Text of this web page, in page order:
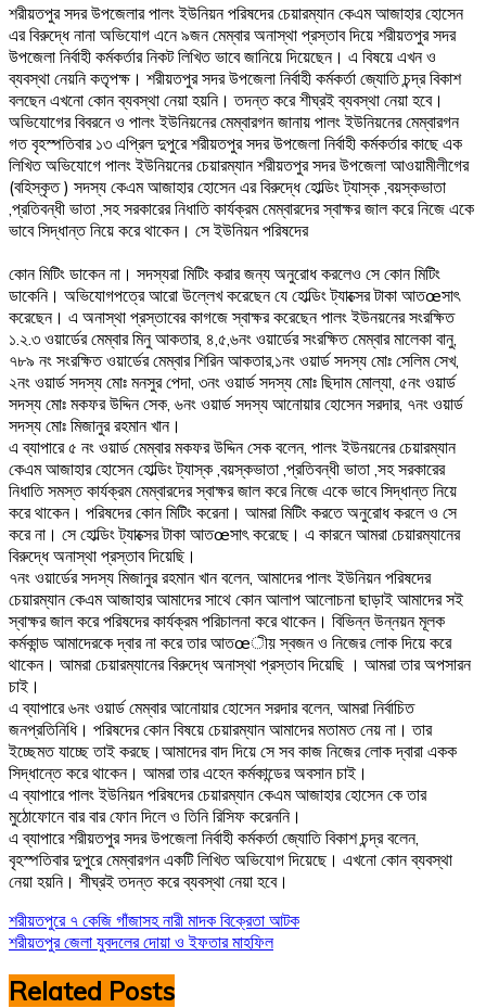
শরীয়তপুর সদর উপজেলার পালং ইউনিয়ন পরিষদের চেয়ারম্যান কেএম আজাহার হোসেন
এর বিরুদ্ধে নানা অভিযোগ এনে ৯জন মেম্বার অনাস্থা প্রস্তাব দিয়ে শরীয়তপুর সদর
উপজেলা নির্বাহী কর্মকর্তার নিকট লিখিত ভাবে জানিয়ে দিয়েছেন। এ বিষয়ে এখন ও
ব্যবস্থা নেয়নি কতৃপক্ষ। শরীয়তপুর সদর উপজেলা নির্বাহী কর্মকর্তা জ্যোতি চন্দ্র বিকাশ
বলছেন এখনো কোন ব্যবস্থা নেয়া হয়নি। তদন্ত করে শীঘ্রই ব্যবস্থা নেয়া হবে।
অভিযোগের বিবরনে ও পালং ইউনিয়নের মেম্বারগন জানায় পালং ইউনিয়নের মেম্বারগন
গত বৃহস্পতিবার ১৩ এপ্রিল দুপুরে শরীয়তপুর সদর উপজেলা নির্বাহী কর্মকর্তার কাছে এক
লিখিত অভিযোগে পালং ইউনিয়নের চেয়ারম্যান শরীয়তপুর সদর উপজেলা আওয়ামীলীগের
(বহিস্কৃত ) সদস্য কেএম আজাহার হোসেন এর বিরুদ্ধে হোল্ডিং ট্যাস্ক ,বয়স্কভাতা
,প্রতিবন্ধী ভাতা ,সহ সরকারের নিধাতি কার্যক্রম মেম্বারদের স্বাক্ষর জাল করে নিজে একে
ভাবে সিদ্ধান্ত নিয়ে করে থাকেন। সে ইউনিয়ন পরিষদের
কোন মিটিং ডাকেন না। সদস্যরা মিটিং করার জন্য অনুরোধ করলেও সে কোন মিটিং
ডাকেনি। অভিযোগপত্রে আরো উল্লেখ করেছেন যে হোল্ডিং ট্যাক্সের টাকা আতœসাৎ
করেছেন। এ অনাস্থা প্রস্তাবের কাগজে স্বাক্ষর করেছেন পালং ইউনয়নের সংরক্ষিত
১.২.৩ ওয়ার্ডের মেম্বার মিনু আকতার, ৪,৫,৬নং ওয়ার্ডের সংরক্ষিত মেম্বার মালেকা বানু,
৭৮৯ নং সংরক্ষিত ওয়ার্ডের মেম্বার শিরিন আকতার,১নং ওয়ার্ড সদস্য মোঃ সেলিম সেখ,
২নং ওয়ার্ড সদস্য মোঃ মনসুর পেদা, ৩নং ওয়ার্ড সদস্য মোঃ ছিদাম মোল্যা, ৫নং ওয়ার্ড
সদস্য মোঃ মকফর উদ্দিন সেক, ৬নং ওয়ার্ড সদস্য আনোয়ার হোসেন সরদার, ৭নং ওয়ার্ড
সদস্য মোঃ মিজানুর রহমান খান।
এ ব্যাপারে ৫ নং ওয়ার্ড মেম্বার মকফর উদ্দিন সেক বলেন, পালং ইউনয়নের চেয়ারম্যান
কেএম আজাহার হোসেন হোল্ডিং ট্যাস্ক ,বয়স্কভাতা ,প্রতিবন্ধী ভাতা ,সহ সরকারের
নিধাতি সমস্ত কার্যক্রম মেম্বারদের স্বাক্ষর জাল করে নিজে একে ভাবে সিদ্ধান্ত নিয়ে
করে থাকেন। পরিষদের কোন মিটিং করেনা। আমরা মিটিং করতে অনুরোধ করলে ও সে
করে না। সে হোল্ডিং ট্যাক্সের টাকা আতœসাৎ করেছে। এ কারনে আমরা চেয়ারম্যানের
বিরুদ্ধে অনাস্থা প্রস্তাব দিয়েছি।
৭নং ওয়ার্ডের সদস্য মিজানুর রহমান খান বলেন, আমাদের পালং ইউনিয়ন পরিষদের
চেয়ারম্যান কেএম আজাহার আমাদের সাথে কোন আলাপ আলোচনা ছাড়াই আমাদের সই
স্বাক্ষর জাল করে পরিষদের কার্যক্রম পরিচালনা করে থাকেন। বিভিন্ন উন্নয়ন মূলক
কর্মকান্ড আমাদেরকে দ্বার না করে তার আতœীয় স্বজন ও নিজের লোক দিয়ে করে
থাকেন। আমরা চেয়ারম্যানের বিরুদ্ধে অনাস্থা প্রস্তাব দিয়েছি । আমরা তার অপসারন
চাই।
এ ব্যাপারে ৬নং ওয়ার্ড মেম্বার আনোয়ার হোসেন সরদার বলেন, আমরা নির্বাচিত
জনপ্রতিনিধি। পরিষদের কোন বিষয়ে চেয়ারম্যান আমাদের মতামত নেয় না। তার
ইচ্ছেমত যাচ্ছে তাই করছে।আমাদের বাদ দিয়ে সে সব কাজ নিজের লোক দ্বারা একক
সিদ্ধান্তে করে থাকেন। আমরা তার এহেন কর্মকান্ডের অবসান চাই।
এ ব্যাপারে পালং ইউনিয়ন পরিষদের চেয়ারম্যান কেএম আজাহার হোসেন কে তার
মুঠোফোনে বার বার ফোন দিলে ও তিনি রিসিফ করেননি।
এ ব্যাপারে শরীয়তপুর সদর উপজেলা নির্বাহী কর্মকর্তা জ্যোতি বিকাশ চন্দ্র বলেন,
বৃহস্পতিবার দুপুরে মেম্বারগন একটি লিখিত অভিযোগ দিয়েছে। এখনো কোন ব্যবস্থা
নেয়া হয়নি। শীঘ্রই তদন্ত করে ব্যবস্থা নেয়া হবে।
Post
navigation
শরীয়তপুরে ৭ কেজি গাঁজাসহ নারী মাদক বিক্রেতা আটক
শরীয়তপুর জেলা যুবদলের দোয়া ও ইফতার মাহফিল
Related Posts